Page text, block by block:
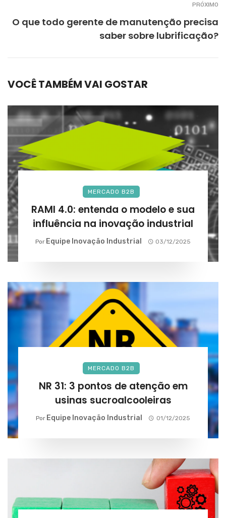
PRÓXIMO
O que todo gerente de manutenção precisa
saber sobre lubrificação?
VOCÊ TAMBÉM VAI GOSTAR
MERCADO B2B
RAMI 4.0: entenda o modelo e sua
influência na inovação industrial
Por Equipe Inovação Industrial 03/12/2025
MERCADO B2B
NR 31: 3 pontos de atenção em
usinas sucroalcooleiras
Por Equipe Inovação Industrial 01/12/2025